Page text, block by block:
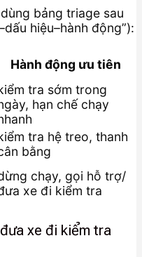
bảng triage sau
hiệu–hành động”):
Hành động ưu tiên
tra sớm trong
hạn chế chạy
tra hệ treo, thanh
bằng
chạy, gọi hỗ trợ/
xe đi kiểm tra
xe đi kiểm tra